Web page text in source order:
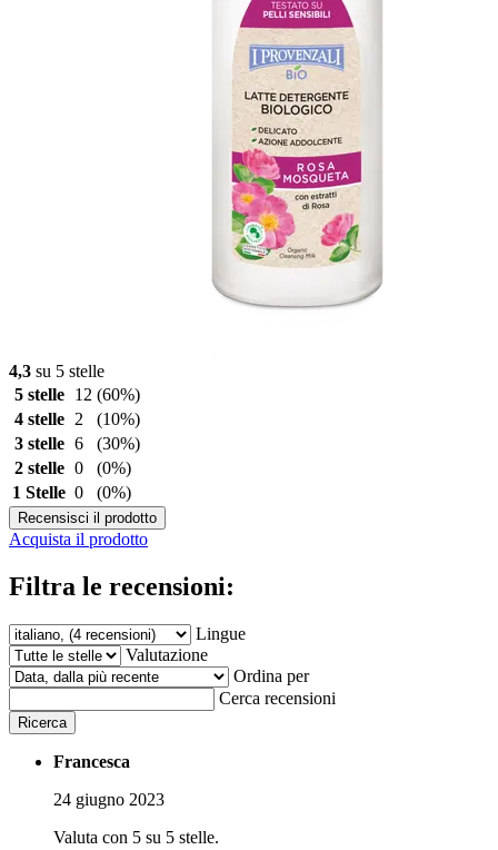
4,3 su 5 stelle
5 stelle
12 (60%)
4 stelle
2
(10%)
3 stelle 6
(30%)
2 stelle 0
(0%)
1 Stelle 0 (0%)
Recensisci il prodotto
Acquista il prodotto
Filtra le recensioni:
Lingue
Valutazione
Ordina per
Cerca recensioni
Ricerca
Francesca
24 giugno 2023
Valuta con 5 su 5 stelle.